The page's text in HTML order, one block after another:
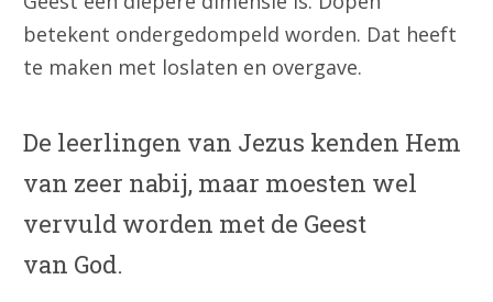
betekent ondergedompeld worden. Dat heeft
te maken met loslaten en overgave.
De leerlingen van Jezus kenden Hem
van zeer nabij, maar moesten wel
vervuld worden met de Geest
van God.